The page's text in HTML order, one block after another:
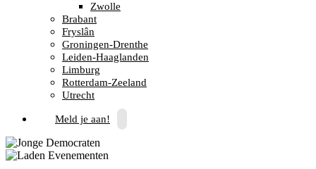
Zwolle
Brabant
Fryslân
Groningen-Drenthe
Leiden-Haaglanden
Limburg
Rotterdam-Zeeland
Utrecht
Meld je aan!